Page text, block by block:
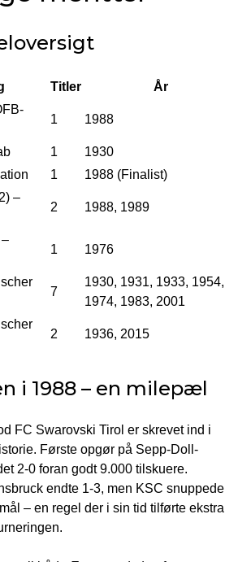
Titler
År
1 1988
1
1930
1
1988 (Finalist)
–
2 1988, 1989
1 1976
7
1930, 1931, 1933, 1954,
1974, 1983, 2001
2 1936, 2015
i 1988 – en milepæl
FC Swarovski Tirol er skrevet ind i
Første opgør på Sepp-Doll-
2-0 foran godt 9.000 tilskuere.
endte 1-3, men KSC snuppede
– en regel der i sin tid tilførte ekstra